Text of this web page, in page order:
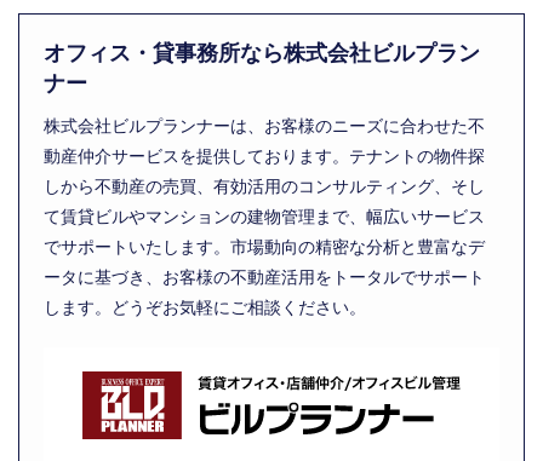
オフィス・貸事務所なら株式会社ビルプラン
ナー
株式会社ビルプランナーは、お客様のニーズに合わせた不
動産仲介サービスを提供しております。テナントの物件探
しから不動産の売買、有効活用のコンサルティング、そし
て賃貸ビルやマンションの建物管理まで、幅広いサービス
でサポートいたします。市場動向の精密な分析と豊富なデ
ータに基づき、お客様の不動産活用をトータルでサポート
します。どうぞお気軽にご相談ください。